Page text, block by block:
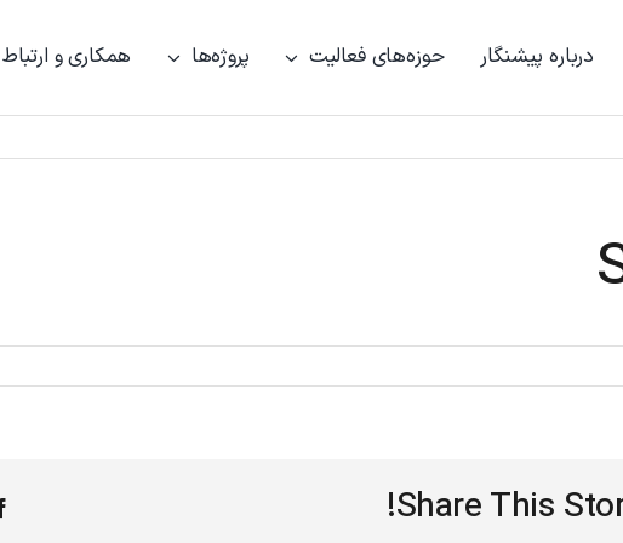
درباره پیشنگار حوزه‌های فعالیت پروژه‌ها همکاری و ارتباط
Share This